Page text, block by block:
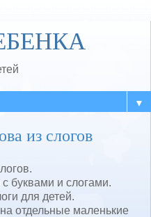
▼
из слогов
буквами и слогами.
для детей.
отдельные маленькие